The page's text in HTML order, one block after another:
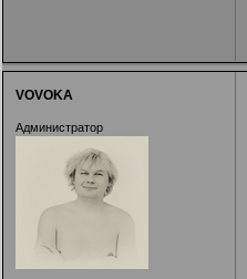
VOVOKA
Администратор